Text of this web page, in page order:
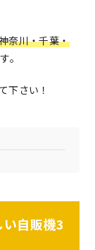
奈川・千葉・
。
下さい！
い自販機3